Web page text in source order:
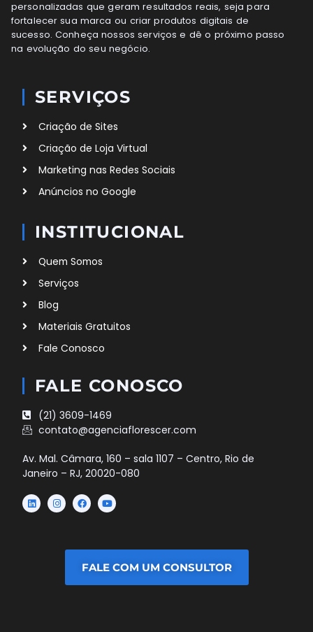
personalizadas que geram resultados reais, seja para
fortalecer sua marca ou criar produtos digitais de
sucesso. Conheça nossos serviços e dê o próximo passo
na evolução do seu negócio.
SERVIÇOS
Criação de Sites
Criação de Loja Virtual
Marketing nas Redes Sociais
Anúncios no Google
INSTITUCIONAL
Quem Somos
Serviços
Blog
Materiais Gratuitos
Fale Conosco
FALE CONOSCO
(21) 3609-1469
contato@agenciaflorescer.com
Av. Mal. Câmara, 160 – sala 1107 – Centro, Rio de
Janeiro – RJ, 20020-080
FALE COM UM CONSULTOR